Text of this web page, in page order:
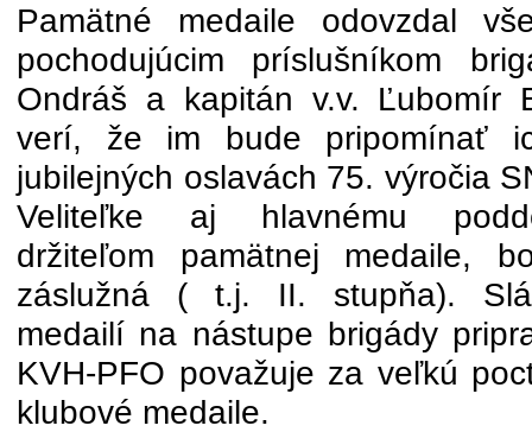
Pamätné medaile odovzdal
pochodujúcim príslušníkom
Ondráš a kapitán v.v. Ľubomír
verí, že im bude pripomínať
jubilejných oslavách 75. výročia
Veliteľke aj hlavnému
držiteľom pamätnej medaile,
záslužná ( t.j. II. stupňa).
medailí na nástupe brigády
KVH-PFO považuje za veľkú
klubové medaile.